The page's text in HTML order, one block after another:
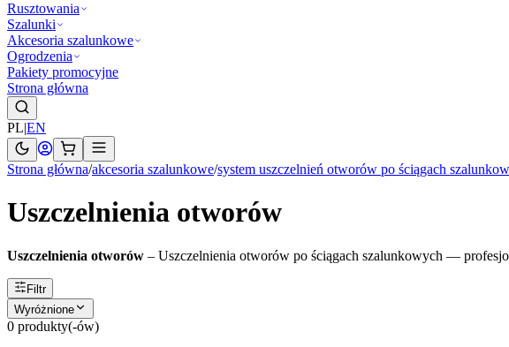
Rusztowania
Szalunki
Akcesoria szalunkowe
Ogrodzenia
Pakiety promocyjne
Strona główna
PL|EN
Strona główna/akcesoria szalunkowe/system uszczelnień otworów po ściągach
Uszczelnienia otworów
Uszczelnienia otworów – Uszczelnienia otworów po ściągach szalunkowych —
Filtr
Wyróżnione
0 produkty(-ów)